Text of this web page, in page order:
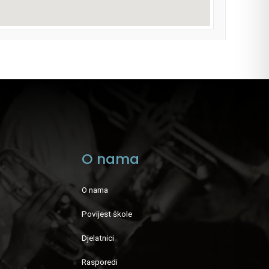
O nama
O nama
Povijest škole
Djelatnici
Rasporedi